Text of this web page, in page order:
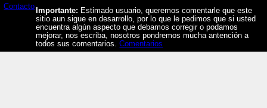
https://tlachia.iib.unam.mx/elemento/05.06.10
TELLERIANO - 385_13r
Elemento:iztac
Contacto Importante: Estimado usuario, queremos comentarle que este
sitio aun sigue en desarrollo, por lo que le pedimos que si usted
encuentra algún aspecto que debamos corregir o podamos
mejorar, nos escriba, nosotros pondremos mucha antención a
todos sus comentarios.Comentarios